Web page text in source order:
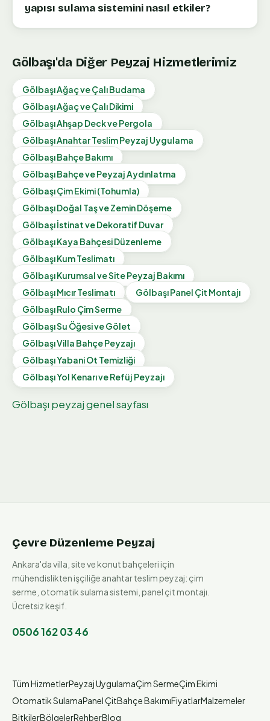
yapısı sulama sistemini nasıl etkiler?
Gölbaşı'da Diğer Peyzaj Hizmetlerimiz
GölbaşıAğaç ve Çalı Budama
GölbaşıAğaç ve Çalı Dikimi
GölbaşıAhşap Deck ve Pergola
GölbaşıAnahtar Teslim Peyzaj Uygulama
GölbaşıBahçe Bakımı
GölbaşıBahçe ve Peyzaj Aydınlatma
GölbaşıÇim Ekimi (Tohumla)
GölbaşıDoğal Taş ve Zemin Döşeme
Gölbaşıİstinat ve Dekoratif Duvar
GölbaşıKaya Bahçesi Düzenleme
GölbaşıKum Teslimatı
GölbaşıKurumsal ve Site Peyzaj Bakımı
GölbaşıMıcır Teslimatı GölbaşıPanel Çit Montajı
GölbaşıRulo Çim Serme
GölbaşıSu Öğesi ve Gölet
GölbaşıVilla Bahçe Peyzajı
GölbaşıYabani Ot Temizliği
GölbaşıYol Kenarı ve Refüj Peyzajı
Gölbaşı peyzaj genel sayfası
Çevre Düzenleme Peyzaj
Ankara'da villa, site ve konut bahçeleri için
mühendislikten işçiliğe anahtar teslim peyzaj: çim
serme, otomatik sulama sistemi, panel çit montajı.
Ücretsiz keşif.
0506 162 03 46
Tüm HizmetlerPeyzaj UygulamaÇim SermeÇim Ekimi
Otomatik SulamaPanel ÇitBahçe BakımıFiyatlarMalzemeler
BitkilerBölgelerRehberBlog